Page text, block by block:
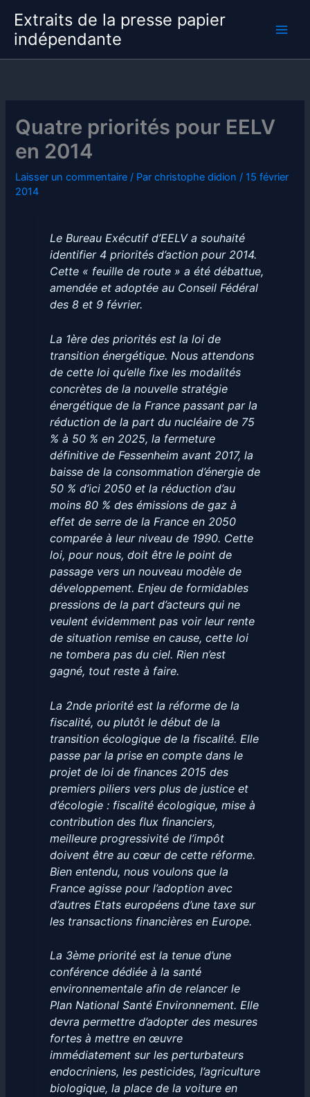
contenu
Extraits de la presse papier
indépendante
Quatre priorités pour EELV
en 2014
Laisser un commentaire / Parchristophe didion / 15 février
2014
Le Bureau Exécutif d’EELV a souhaité
identifier 4 priorités d’action pour 2014.
Cette « feuille de route » a été débattue,
amendée et adoptée au Conseil Fédéral
des 8 et 9 février.
La 1ère des priorités est la loi de
transition énergétique. Nous attendons
de cette loi qu’elle fixe les modalités
concrètes de la nouvelle stratégie
énergétique de la France passant par la
réduction de la part du nucléaire de 75
% à 50 % en 2025, la fermeture
définitive de Fessenheim avant 2017, la
baisse de la consommation d’énergie de
50 % d’ici 2050 et la réduction d’au
moins 80 % des émissions de gaz à
effet de serre de la France en 2050
comparée à leur niveau de 1990. Cette
loi, pour nous, doit être le point de
passage vers un nouveau modèle de
développement. Enjeu de formidables
pressions de la part d’acteurs qui ne
veulent évidemment pas voir leur rente
de situation remise en cause, cette loi
ne tombera pas du ciel. Rien n’est
gagné, tout reste à faire.
La 2nde priorité est la réforme de la
fiscalité, ou plutôt le début de la
transition écologique de la fiscalité. Elle
passe par la prise en compte dans le
projet de loi de finances 2015 des
premiers piliers vers plus de justice et
d’écologie : fiscalité écologique, mise à
contribution des flux financiers,
meilleure progressivité de l’impôt
doivent être au cœur de cette réforme.
Bien entendu, nous voulons que la
France agisse pour l’adoption avec
d’autres Etats européens d’une taxe sur
les transactions financières en Europe.
La 3ème priorité est la tenue d’une
conférence dédiée à la santé
environnementale afin de relancer le
Plan National Santé Environnement. Elle
devra permettre d’adopter des mesures
fortes à mettre en œuvre
immédiatement sur les perturbateurs
endocriniens, les pesticides, l’agriculture
biologique, la place de la voiture en